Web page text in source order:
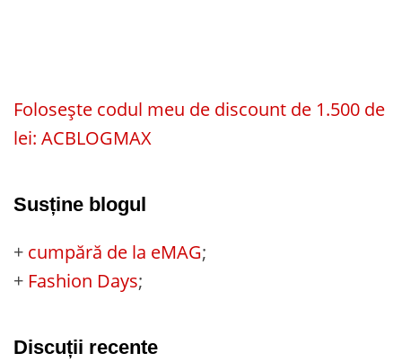
Folosește codul meu de discount de 1.500 de
lei: ACBLOGMAX
Susține blogul
+ cumpără de la eMAG;
+ Fashion Days;
Discuții recente